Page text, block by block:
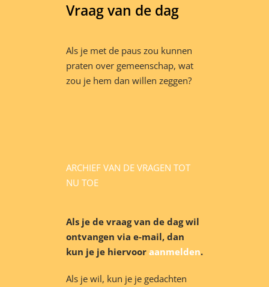
Vraag van de dag
Als je met de paus zou kunnen
praten over gemeenschap, wat
zou je hem dan willen zeggen?
ARCHIEF VAN DE VRAGEN TOT
NU TOE
Als je de vraag van de dag wil
ontvangen via e-mail, dan
kun je je hiervoor aanmelden.
Als je wil, kun je je gedachten